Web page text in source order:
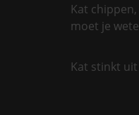
Kat
moet je
Kat stinkt